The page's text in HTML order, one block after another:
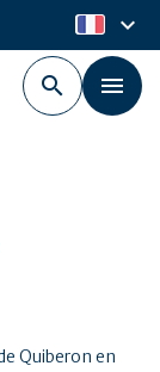
fr
keyboard_arrow_down